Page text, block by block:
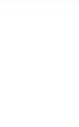
serviços da
reforçou que um